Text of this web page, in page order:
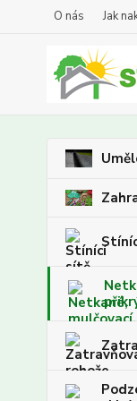
O nás Jak